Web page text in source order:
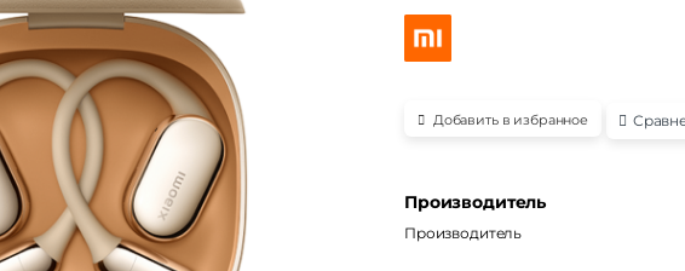
Добавить в избранное
Производитель
Производитель